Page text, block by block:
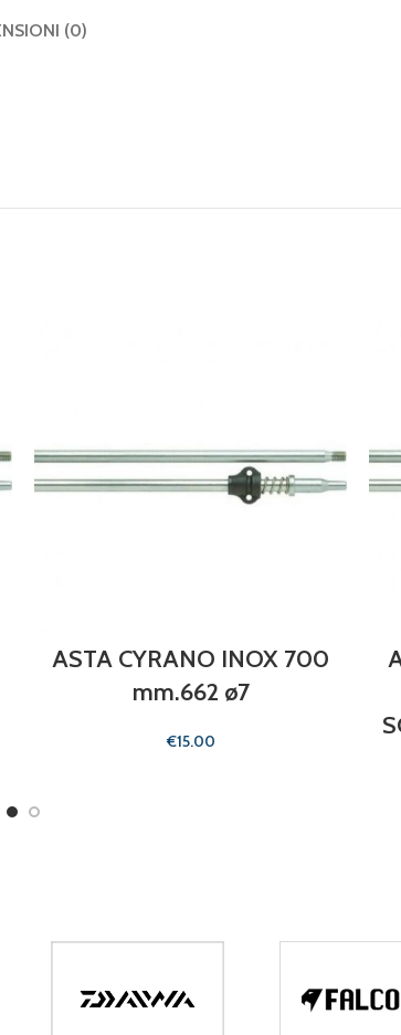
(0)
ASTA CYRANO INOX 700
mm.662 ø7
€